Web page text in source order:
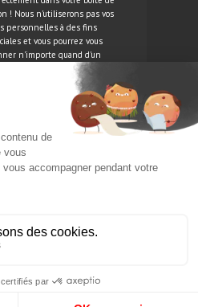
! Nous n'utiliserons pas vos
personnelles à des fins
et vous pourrez vous
n'importe quand d'un
. All Rights